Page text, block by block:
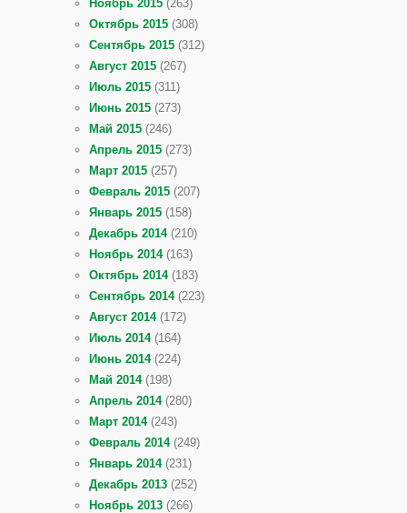
Ноябрь 2015 (263)
Октябрь 2015 (308)
Сентябрь 2015 (312)
Август 2015 (267)
Июль 2015 (311)
Июнь 2015 (273)
Май 2015 (246)
Апрель 2015 (273)
Март 2015 (257)
Февраль 2015 (207)
Январь 2015 (158)
Декабрь 2014(210)
Ноябрь 2014(163)
Октябрь 2014(183)
Сентябрь 2014(223)
Август 2014(172)
Июль 2014(164)
Июнь 2014(224)
Май 2014(198)
Апрель 2014(280)
Март 2014(243)
Февраль 2014(249)
Январь 2014(231)
Декабрь 2013 (252)
Ноябрь 2013 (266)